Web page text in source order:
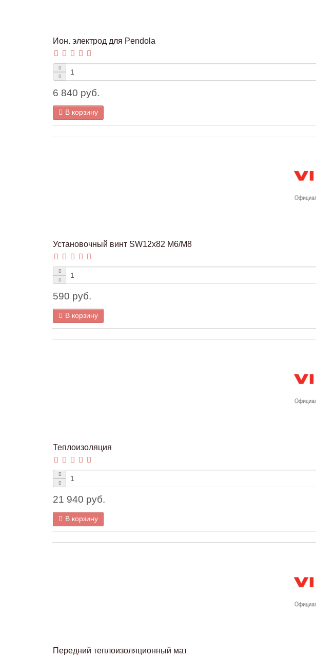
Ион. электрод для Pendola
6 840 руб.
В корзину
Установочный винт SW12x82 M6/M8
590 руб.
В корзину
Теплоизоляция
21 940 руб.
В корзину
Передний теплоизоляционный мат